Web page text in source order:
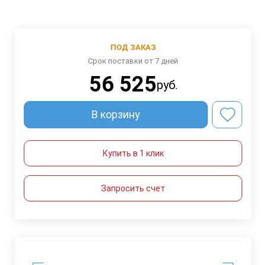
ПОД ЗАКАЗ
Срок поставки от 7 дней
56 525руб.
В корзину
Купить в 1 клик
Запросить счет